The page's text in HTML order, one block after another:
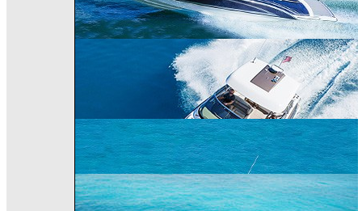
CRUISER
BOWRIDER
240 Bowrider
290 Bowrider